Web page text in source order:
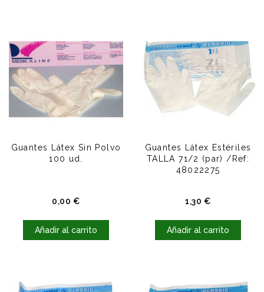
Guantes Látex Sin Polvo
100 ud.
0,00 €Precio
Añadir al carrito
Guantes Látex Estériles
TALLA 71/2 (par) /Ref:
48022275
1,30 €Precio
Añadir al carrito